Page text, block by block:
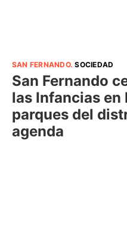
SAN FERNANDO.SOCIEDAD
San Fernando
las Infancias en
parques del
agenda